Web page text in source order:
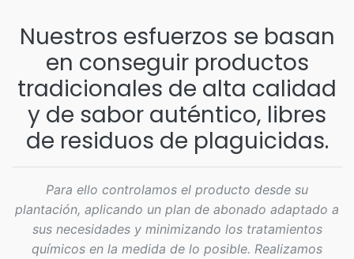
Nuestros esfuerzos se basan
en conseguir productos
tradicionales de alta calidad
y de sabor auténtico, libres
de residuos de plaguicidas.
Para ello controlamos el producto desde su
plantación, aplicando un plan de abonado adaptado a
sus necesidades y minimizando los tratamientos
químicos en la medida de lo posible. Realizamos